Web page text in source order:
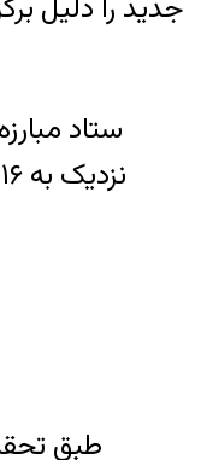
جدید را دلیل
طبق